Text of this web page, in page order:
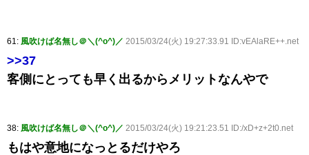
61: 風吹けば名無し＠＼(^o^)／ 2015/03/24(火) 19:27:33.91 ID:vEAlaRE++.net
>>37
客側にとっても早く出るからメリットなんやで
38: 風吹けば名無し＠＼(^o^)／ 2015/03/24(火) 19:21:23.51 ID:/xD+z+2t0.net
もはや意地になっとるだけやろ